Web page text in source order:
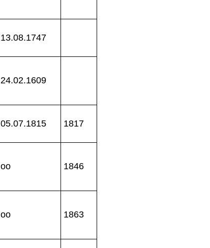
13.08.1747
24.02.1609
05.07.1815 1817
oo 1846
oo 1863